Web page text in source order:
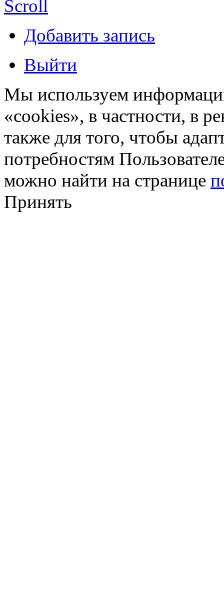
Scroll
Добавить запись
Выйти
Мы используем
«cookies», в частности, в
также для того, чтобы
потребностям
можно найти на странице
Принять